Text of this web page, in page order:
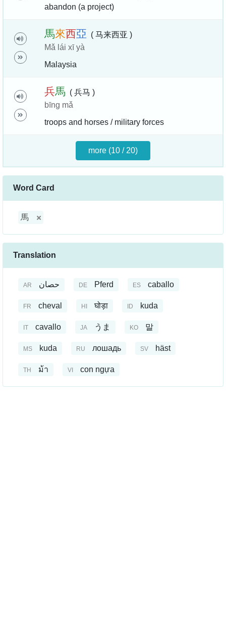
abandon (a project)
馬來西亞 ( 马来西亚 )
Mǎ lái xī yà
Malaysia
兵馬 ( 兵马 )
bīng mǎ
troops and horses / military forces
more (10 / 20)
Word Card
馬
Translation
AR حصان DE Pferd ES caballo
FR cheval HI घोड़ा ID kuda
IT cavallo JA うま KO 말
MS kuda RU лошадь SV häst
TH ม้า VI con ngựa